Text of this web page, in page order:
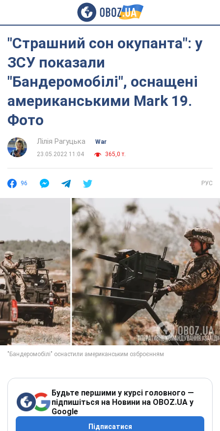
"Страшний сон окупанта": у
ЗСУ показали
"Бандеромобілі", оснащені
американськими Mark 19.
Фото
Лілія Рагуцька
War
23.05.2022 11:04
365,0 т.
96 РУС
Будьте першими у курсі головного —
підпишіться на Новини на OBOZ.UA у
Google
Підписатися